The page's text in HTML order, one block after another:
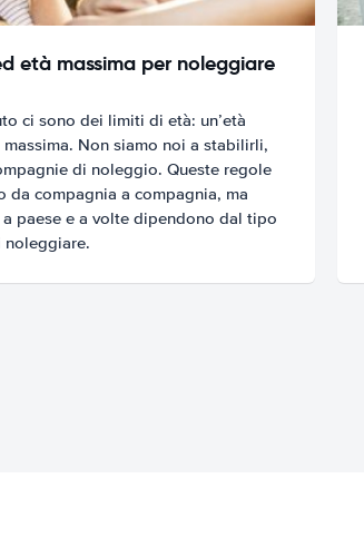
età massima per noleggiare
ci sono dei limiti di età: un’età
massima. Non siamo noi a stabilirli,
di noleggio. Queste regole
da compagnia a compagnia, ma
a paese e a volte dipendono dal tipo
noleggiare.